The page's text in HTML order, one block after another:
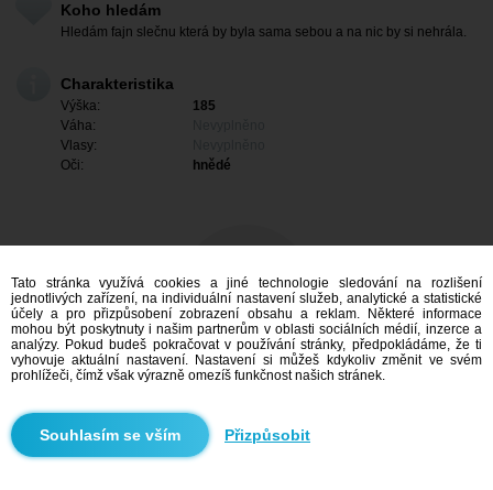
Koho hledám
Hledám fajn slečnu která by byla sama sebou a na nic by si nehrála.
Charakteristika
Výška:
185
Váha:
Vlasy:
Oči:
hnědé
Mám zájem
Vyhledávání
Tato stránka využívá cookies a jiné technologie sledování na rozlišení
jednotlivých zařízení, na individuální nastavení služeb, analytické a statistické
účely a pro přizpůsobení zobrazení obsahu a reklam. Některé informace
mohou být poskytnuty i našim partnerům v oblasti sociálních médií, inzerce a
analýzy. Pokud budeš pokračovat v používání stránky, předpokládáme, že ti
vyhovuje aktuální nastavení. Nastavení si můžeš kdykoliv změnit ve svém
prohlížeči, čímž však výrazně omezíš funkčnost našich stránek.
Přizpůsobit